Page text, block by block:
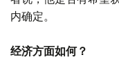
内确定。
经济方面如何？